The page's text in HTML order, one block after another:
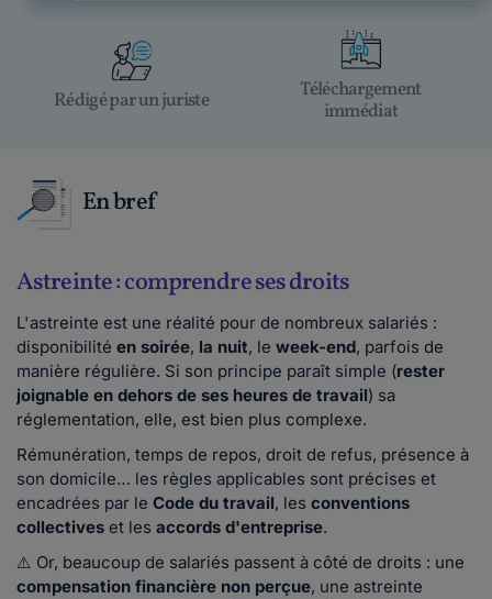
Rédigé par un juriste
Téléchargement
immédiat
En bref
Astreinte : comprendre ses droits
L'astreinte est une réalité pour de nombreux salariés :
disponibilité en soirée, la nuit, le week-end, parfois de
manière régulière. Si son principe paraît simple (rester
joignable en dehors de ses heures de travail) sa
réglementation, elle, est bien plus complexe.
Rémunération, temps de repos, droit de refus, présence à
son domicile… les règles applicables sont précises et
encadrées par le Code du travail, les conventions
collectives et les accords d'entreprise.
⚠️ Or, beaucoup de salariés passent à côté de droits : une
compensation financière non perçue, une astreinte